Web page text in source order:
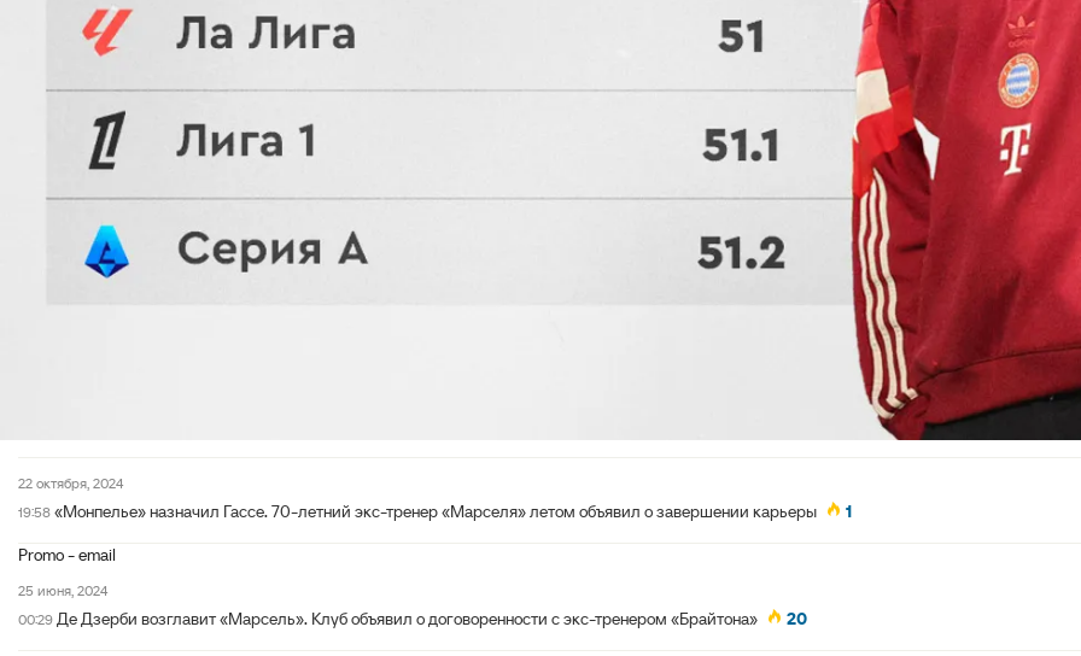
22 октября, 2024
19:58 «Монпелье» назначил Гассе. 70-летний экс-тренер «Марселя» летом объявил о завершении карьеры
1
Promo - email
25 июня, 2024
00:29 Де Дзерби возглавит «Марсель». Клуб объявил о договоренности с экс-тренером «Брайтона» 20